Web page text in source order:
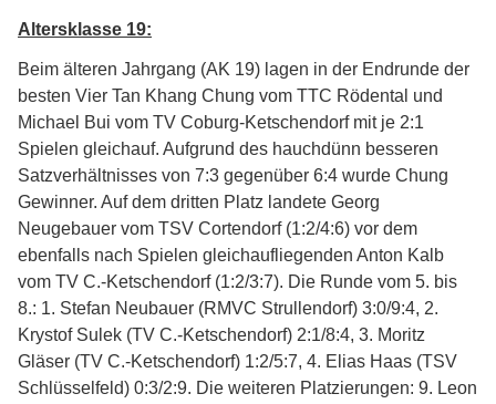
Altersklasse 19:
Beim älteren Jahrgang (AK 19) lagen in der Endrunde der
besten Vier Tan Khang Chung vom TTC Rödental und
Michael Bui vom TV Coburg-Ketschendorf mit je 2:1
Spielen gleichauf. Aufgrund des hauchdünn besseren
Satzverhältnisses von 7:3 gegenüber 6:4 wurde Chung
Gewinner. Auf dem dritten Platz landete Georg
Neugebauer vom TSV Cortendorf (1:2/4:6) vor dem
ebenfalls nach Spielen gleichaufliegenden Anton Kalb
vom TV C.-Ketschendorf (1:2/3:7). Die Runde vom 5. bis
8.: 1. Stefan Neubauer (RMVC Strullendorf) 3:0/9:4, 2.
Krystof Sulek (TV C.-Ketschendorf) 2:1/8:4, 3. Moritz
Gläser (TV C.-Ketschendorf) 1:2/5:7, 4. Elias Haas (TSV
Schlüsselfeld) 0:3/2:9. Die weiteren Platzierungen: 9. Leon